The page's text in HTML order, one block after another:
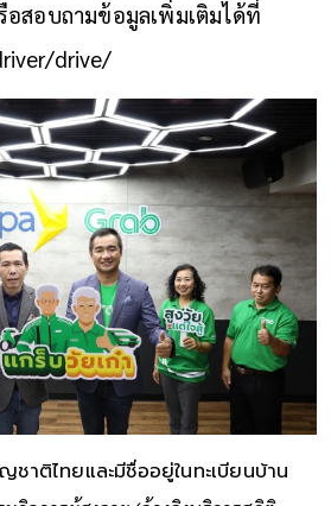
อสอบถามข้อมูลเพิ่มเติมได้ที่
drive/
าติไทยและมีชื่ออยู่ในทะเบียนบ้าน